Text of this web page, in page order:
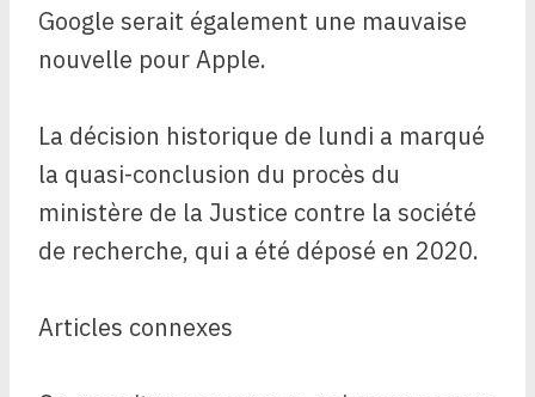
Google serait également une mauvaise
nouvelle pour Apple.
La décision historique de lundi a marqué
la quasi-conclusion du procès du
ministère de la Justice contre la société
de recherche, qui a été déposé en 2020.
Articles connexes